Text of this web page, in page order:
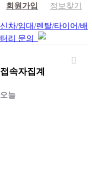
회원가입 정보찾기
신차/임대/렌탈/타이어/배
터리 문의
접속자집계
오늘